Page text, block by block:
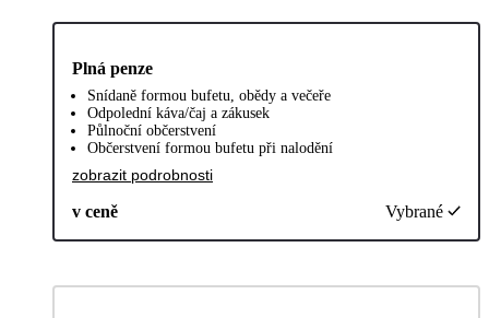
Plná penze
Snídaně formou bufetu, obědy a večeře
Odpolední káva/čaj a zákusek
Půlnoční občerstvení
Občerstvení formou bufetu při nalodění
zobrazit podrobnosti
v ceně Vybrané